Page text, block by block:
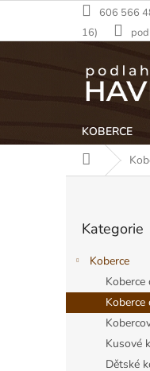
obsah
606 566
16)
KOBERCE
Domů
n
kategorie
Kategorie
Koberce
Kusové
Dětské